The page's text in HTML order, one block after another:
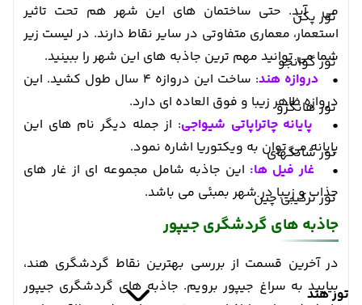
تور پکن
تور گوانجو
تور هانگژو
تور شانگهای
تور ترکیبی چین
تور هند
می آید. حتی ساختمان های این شهر هم تحت تاثیر
استعمار، معماری متفاوتی در سایر نقاط دارند. در لیست زیر
شما می توانید مهم ترین جاذبه های این شهر را ببینید.
•
دروازه هند
: ساخت این دروازه 4 سال طول کشید. این
دروازه ظاهر زیبا و فوق العاده ای دارد.
•
پایانه چاتراپاتی شیواجی: از جمله دیگر نام های این
پایانه می توان به ویکتوریا اشاره نمود.
•
غار فیل ها: این جاذبه شامل مجموعه ای از غار های
جذاب و زیبا در شهر بمبئی می باشد.
جاذبه های گردشگری جیپور
در آخرین قسمت از بررسی بهترین نقاط گردشگری هند،
بیایید به سراغ جیپور برویم. جاذبه های گردشگری جیپور